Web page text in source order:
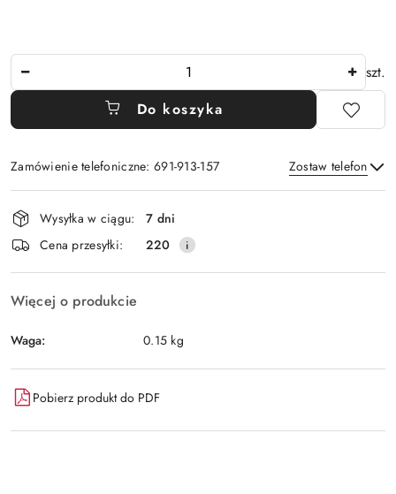
szt.
Do koszyka
Zamówienie telefoniczne: 691-913-157 Zostaw telefon
Wyślij
Dostępność
i
dostawa
Wysyłka w ciągu:
7 dni
Cena przesyłki:
220
Więcej o produkcie
Waga: 0.15 kg
Pobierz produkt do PDF